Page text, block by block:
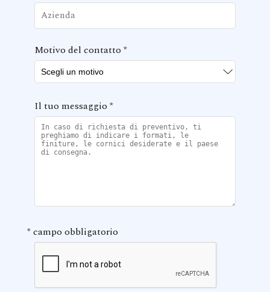
Motivo del contatto *
Il tuo messaggio *
*campo obbligatorio